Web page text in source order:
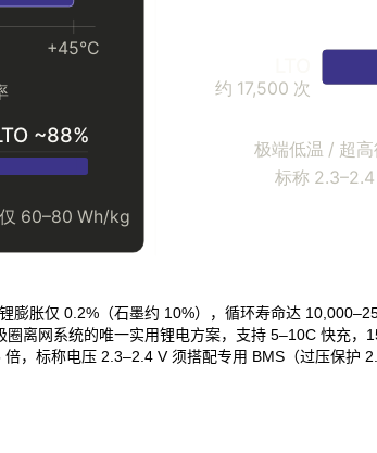
膨胀仅 0.2%（石墨约 10%），循环寿命达
离网系统的唯一实用锂电方案，支持 5–10C 快充，
，标称电压 2.3–2.4 V 须搭配专用 BMS（过压保护